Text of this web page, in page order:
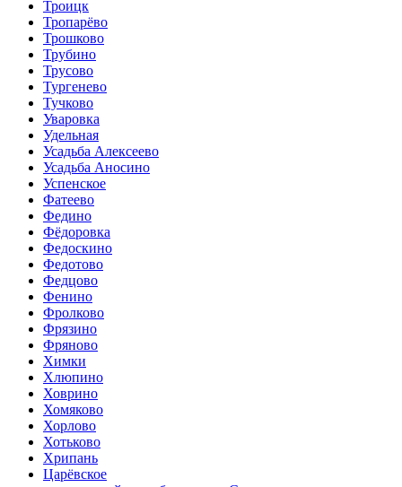
Троицк
Тропарёво
Трошково
Трубино
Трусово
Тургенево
Тучково
Уваровка
Удельная
Усадьба Алексеево
Усадьба Аносино
Успенское
Фатеево
Федино
Фёдоровка
Федоскино
Федотово
Федцово
Фенино
Фролково
Фрязино
Фряново
Химки
Хлюпино
Ховрино
Хомяково
Хорлово
Хотьково
Хрипань
Царёвское